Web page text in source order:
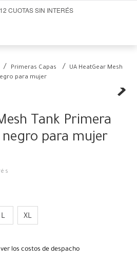
CUOTAS SIN INTERÉS
Primeras Capas
UA HeatGear Mesh
para mujer
Tank Primera
negro para mujer
L XL
los costos de despacho